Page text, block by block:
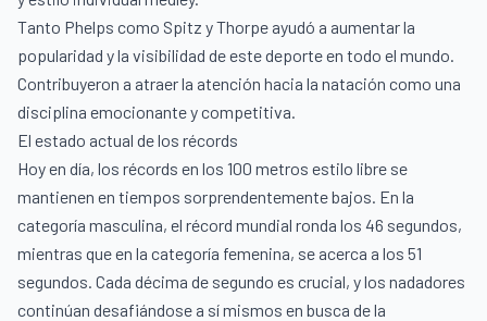
Tanto Phelps como Spitz y Thorpe ayudó a aumentar la
popularidad y la visibilidad de este deporte en todo el mundo.
Contribuyeron a atraer la atención hacia la natación como una
disciplina emocionante y competitiva.
El estado actual de los récords
Hoy en día, los récords en los 100 metros estilo libre se
mantienen en tiempos sorprendentemente bajos. En la
categoría masculina, el récord mundial ronda los 46 segundos,
mientras que en la categoría femenina, se acerca a los 51
segundos. Cada décima de segundo es crucial, y los nadadores
continúan desafiándose a sí mismos en busca de la